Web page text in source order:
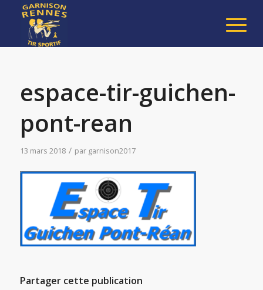
espace-tir-guichen-
pont-rean
13 mars 2018 / par garnison2017
Partager cette publication